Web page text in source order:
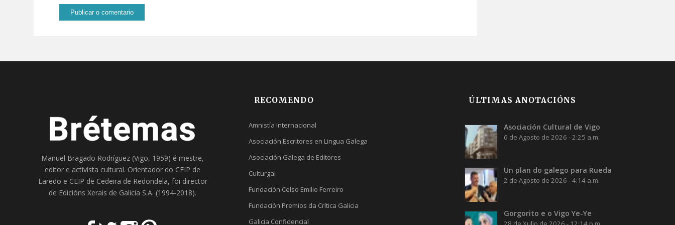
Manuel Bragado Rodríguez (Vigo, 1959) é mestre,
editor e activista cultural. Orientador do CEIP de
Laredo e CEIP de Cedeira de Redondela, foi director
de Edicións Xerais de Galicia S.A. (1994-2018).
RECOMENDO
Amnistía Internacional
Asociación Escritores en Lingua Galega
Asociación Galega de Editores
Culturgal
Fundación Celso Emilio Ferreiro
Fundación Premios da Crítica Galicia
Galicia Confidencial
ÚLTIMAS ANOTACIÓNS
Asociación Cultural de Vigo
6 de Agosto de 2026 - 2:25 a.m.
Un plan do galego para Rueda
2 de Agosto de 2026 - 4:14 a.m.
Gorgorito e o Vigo Ye-Ye